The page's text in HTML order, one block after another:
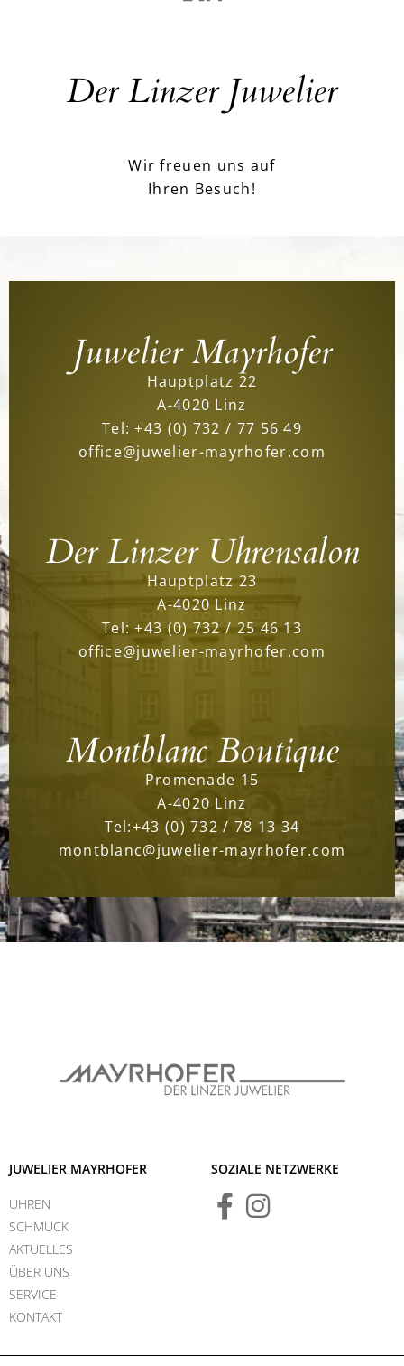
Der Linzer Juwelier
Wir freuen uns auf
Ihren Besuch!
Juwelier Mayrhofer
Hauptplatz 22
A-4020 Linz
Tel:+43 (0) 732 / 77 56 49
office@juwelier-mayrhofer.com
Der Linzer Uhrensalon
Hauptplatz 23
A-4020 Linz
Tel:+43 (0) 732 / 25 46 13
office@juwelier-mayrhofer.com
Montblanc Boutique
Promenade 15
A-4020 Linz
Tel:+43 (0) 732 / 78 13 34
montblanc@juwelier-mayrhofer.com
JUWELIER MAYRHOFER
UHREN
SCHMUCK
AKTUELLES
ÜBER UNS
SERVICE
KONTAKT
SOZIALE NETZWERKE